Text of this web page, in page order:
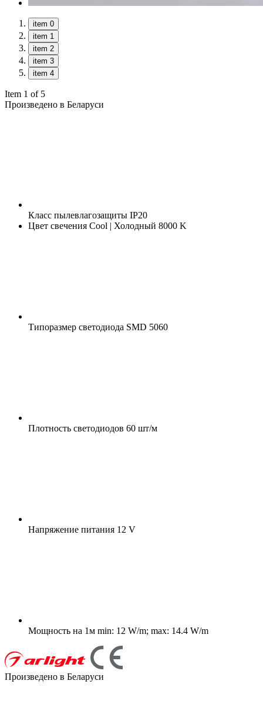
item 0
item 1
item 2
item 3
item 4
Item 1 of 5
Произведено в Беларуси
Класс пылевлагозащиты IP20
Цвет свечения Cool | Холодный 8000 K
Типоразмер светодиода SMD 5060
Плотность светодиодов 60 шт/м
Напряжение питания 12 V
Мощность на 1м min: 12 W/m; max: 14.4 W/m
Произведено в Беларуси